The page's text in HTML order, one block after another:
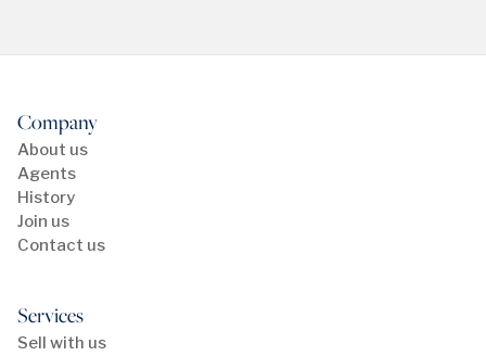
Company
About us
Agents
History
Join us
Contact us
Services
Sell with us